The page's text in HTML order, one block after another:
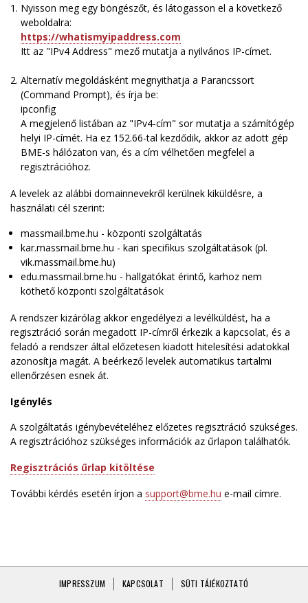
Nyisson meg egy böngészőt, és látogasson el a következő
weboldalra:
https://whatismyipaddress.com
Itt az "IPv4 Address" mező mutatja a nyilvános IP-címet.
Alternatív megoldásként megnyithatja a Parancssort
(Command Prompt), és írja be:
ipconfig
A megjelenő listában az "IPv4-cím" sor mutatja a számítógép
helyi IP-címét. Ha ez 152.66-tal kezdődik, akkor az adott gép
BME-s hálózaton van, és a cím vélhetően megfelel a
regisztrációhoz.
A levelek az alábbi domainnevekről kerülnek kiküldésre, a
használati cél szerint:
massmail.bme.hu - központi szolgáltatás
kar.massmail.bme.hu - kari specifikus szolgáltatások (pl.
vik.massmail.bme.hu)
edu.massmail.bme.hu - hallgatókat érintő, karhoz nem
köthető központi szolgáltatások
A rendszer kizárólag akkor engedélyezi a levélküldést, ha a
regisztráció során megadott IP-címről érkezik a kapcsolat, és a
feladó a rendszer által előzetesen kiadott hitelesítési adatokkal
azonosítja magát. A beérkező levelek automatikus tartalmi
ellenőrzésen esnek át.
Igénylés
A szolgáltatás igénybevételéhez előzetes regisztráció szükséges.
A regisztrációhoz szükséges információk az űrlapon találhatók.
Regisztrációs űrlap kitöltése
További kérdés esetén írjon a support@bme.hu e-mail címre.
Lábléc
IMPRESSZUM KAPCSOLAT SÜTI TÁJÉKOZTATÓ